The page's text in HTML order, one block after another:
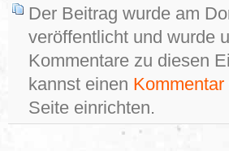
Der Beitrag wurde am
veröffentlicht und wurde
Kommentare zu diesen
kannst einen
Seite einrichten.